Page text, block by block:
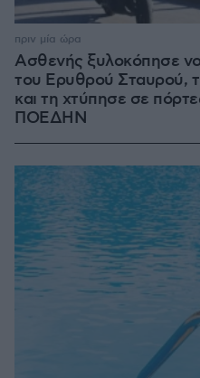
Ασθενής ξυλοκόπησε
του Ερυθρού Σταυρού,
και τη χτύπησε σε
ΠΟΕΔΗΝ
πριν μία ώρα